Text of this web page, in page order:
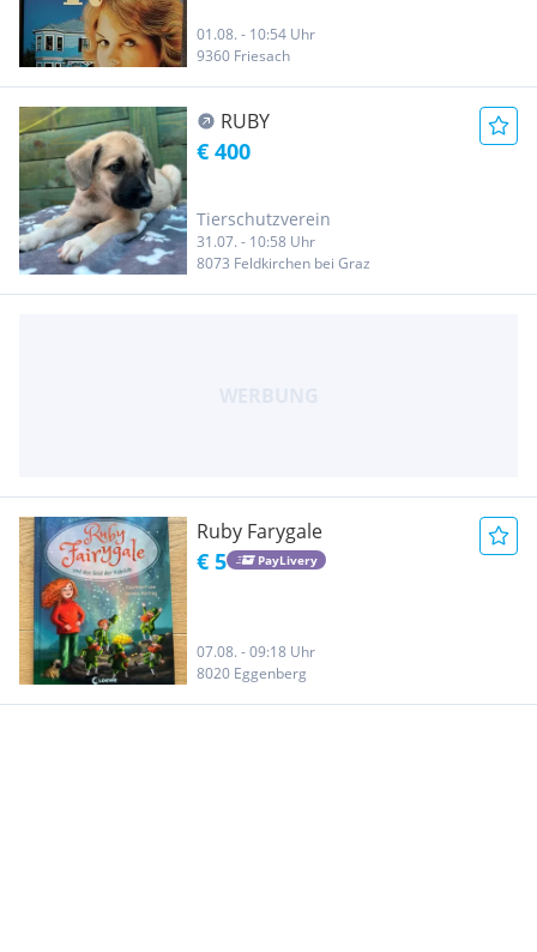
01.08. - 10:54 Uhr
9360 Friesach
RUBY
€ 400
Tierschutzverein
31.07. - 10:58 Uhr
8073 Feldkirchen bei Graz
Ruby Farygale
€ 5 PayLivery
07.08. - 09:18 Uhr
8020 Eggenberg